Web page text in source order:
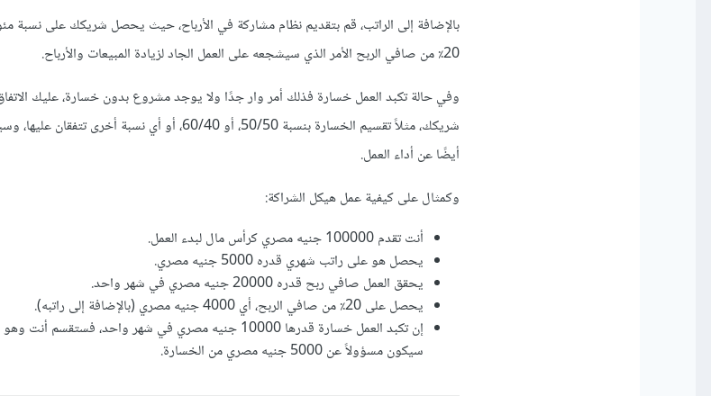
بالإضافة إلى الراتب، قم بتقديم نظام مشاركة في الأرباح، حيث يحصل شريكك على نسبة
20٪ من صافي الربح الأمر الذي سيشجعه على العمل الجاد لزيادة المبيعات والأرباح.
وفي حالة تكبد العمل خسارة فذلك أمر وار جدًا ولا يوجد مشروع بدون خسارة، عليك
شريكك، مثلاً تقسيم الخسارة بنسبة 50/50، أو 60/40، أو أي
أيضًا عن أداء العمل.
وكمثال على كيفية عمل هيكل الشراكة:
أنت تقدم 100000 جنيه مصري كرأس مال لبدء العمل.
يحصل هو على راتب شهري قدره 5000 جنيه مصري.
يحقق العمل صافي ربح قدره 20000 جنيه مصري في شهر واحد.
يحصل على 20٪ من صافي الربح، أي 4000 جنيه مصري (بالإضافة إلى راتبه).
سيكون مسؤولاً عن 5000 جنيه مصري من الخسارة.